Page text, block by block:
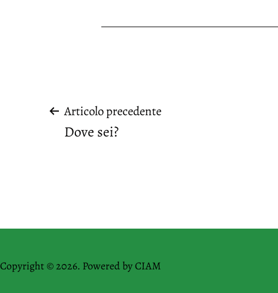
Navigazione
Articolo precedente
Dove sei?
Copyright © 2026. Powered byCIAM